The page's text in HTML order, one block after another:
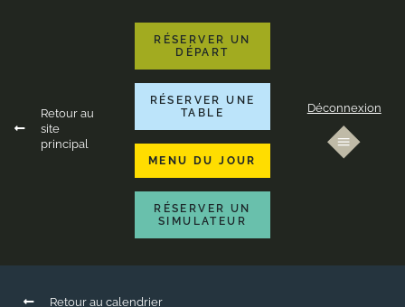
Retour au
site
principal
RÉSERVER UN
DÉPART
RÉSERVER UNE
TABLE
MENU DU JOUR
RÉSERVER UN
SIMULATEUR
Déconnexion
Retour au calendrier